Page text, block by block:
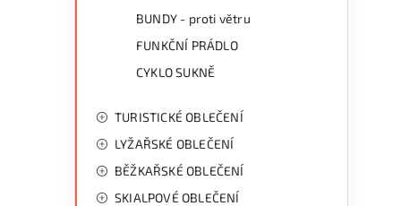
BUNDY - proti větru
FUNKČNÍ PRÁDLO
CYKLO SUKNĚ
TURISTICKÉ OBLEČENÍ
LYŽAŘSKÉ OBLEČENÍ
BĚŽKAŘSKÉ OBLEČENÍ
SKIALPOVÉ OBLEČENÍ